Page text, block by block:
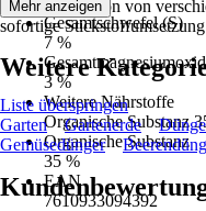
Gesamtschwefel (S)
7 %
3 %
Weitere Nährstoffe
Organische Substanz
Organische Substanz
35 %
EAN
7610933094392
Die Kombination von
sofortige
Mehr anzeigen
Weitere
Liste überspringen
Garten
Gartenerde
Gemüsedünger